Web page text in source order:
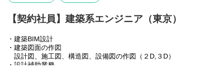
【契約社員】建築系エンジニア（東京）
・建築BIM設計
・建築図面の作図
設計図、施工図、構造図、設備図の作図（２D,３D）
・設計補助業務